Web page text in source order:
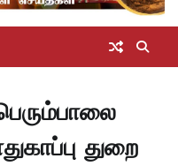
பெரும்பாலை
துறை